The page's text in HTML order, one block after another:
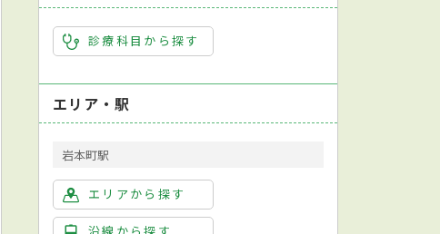
診療科目から探す
エリア・駅
岩本町駅
エリアから探す